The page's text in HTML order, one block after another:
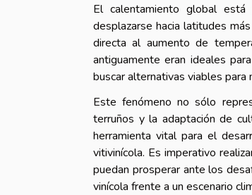
El calentamiento global está
desplazarse hacia latitudes
directa al aumento de
antiguamente eran ideales
buscar alternativas viables para
Este fenómeno no sólo
terruños y la adaptación de
herramienta vital para el
vitivinícola. Es imperativo
puedan prosperar ante los
vinícola frente a un escenario